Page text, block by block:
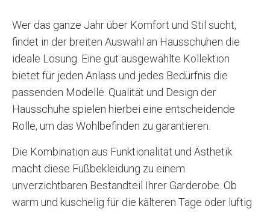
Wer das ganze Jahr über Komfort und Stil sucht,
findet in der breiten Auswahl an Hausschuhen die
ideale Lösung. Eine gut ausgewählte Kollektion
bietet für jeden Anlass und jedes Bedürfnis die
passenden Modelle. Qualität und Design der
Hausschuhe spielen hierbei eine entscheidende
Rolle, um das Wohlbefinden zu garantieren.
Die Kombination aus Funktionalität und Ästhetik
macht diese Fußbekleidung zu einem
unverzichtbaren Bestandteil Ihrer Garderobe. Ob
warm und kuschelig für die kälteren Tage oder luftig